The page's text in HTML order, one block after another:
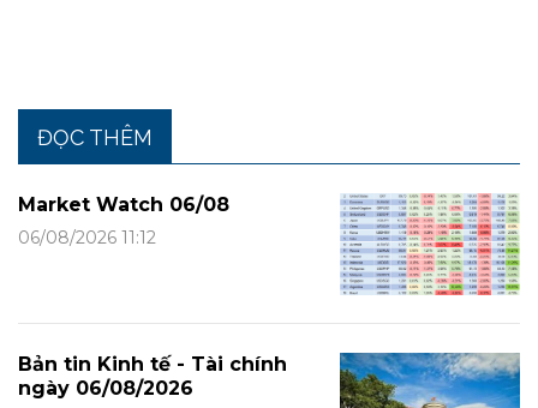
ĐỌC THÊM
Market Watch 06/08
06/08/2026 11:12
Bản tin Kinh tế - Tài chính
ngày 06/08/2026